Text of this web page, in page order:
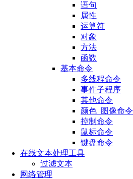
语句
属性
运算符
对象
方法
函数
基本命令
多线程命令
事件子程序
其他命令
颜色_图像命令
控制命令
鼠标命令
键盘命令
在线文本处理工具
过滤文本
网络管理